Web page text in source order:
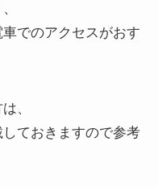
でのアクセスがおす
、
ておきますので参考